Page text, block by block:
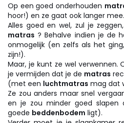
Op een goed onderhouden
hoor!) en ze gaat ook langer mee.
Alles goed en wel, zul je
matras ? Behalve indien je de
onmogelijk (en zelfs als het
zijn!).
Maar, je kunt ze wel verwennen.
je vermijden dat je de matras
(met een luchtmatras mag dat
Ze zou anders maar snel
en je zou minder goed slapen
goede beddenbodem ligt).